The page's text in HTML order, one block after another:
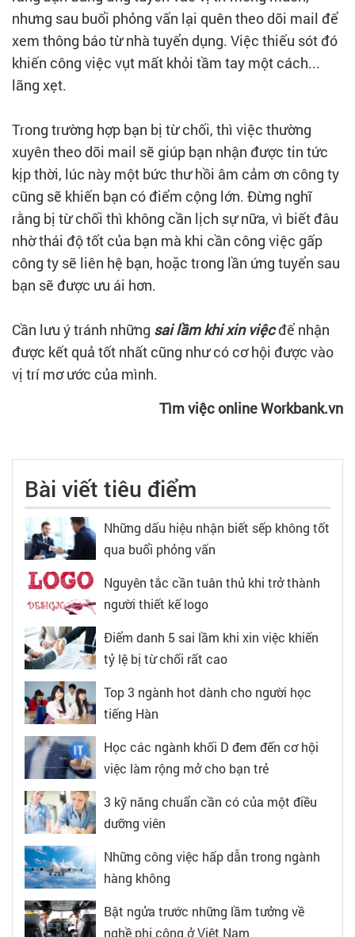
nhưng sau buổi phỏng vấn lại quên theo dõi mail để
xem thông báo từ nhà tuyển dụng. Việc thiếu sót đó
khiến công việc vụt mất khỏi tầm tay một cách...
lãng xẹt.
Trong trường hợp bạn bị từ chối, thì việc thường
xuyên theo dõi mail sẽ giúp bạn nhận được tin tức
kịp thời, lúc này một bức thư hồi âm cảm ơn công ty
cũng sẽ khiến bạn có điểm cộng lớn. Đừng nghĩ
rằng bị từ chối thì không cần lịch sự nữa, vì biết đâu
nhờ thái độ tốt của bạn mà khi cần công việc gấp
công ty sẽ liên hệ bạn, hoặc trong lần ứng tuyển sau
bạn sẽ được ưu ái hơn.
Cần lưu ý tránh những sai lầm khi xin việcđể nhận
được kết quả tốt nhất cũng như có cơ hội được vào
vị trí mơ ước của mình.
Tìm việc online Workbank.vn
Bài viết tiêu điểm
Những dấu hiệu nhận biết sếp không tốt
qua buổi phỏng vấn
Nguyên tắc cần tuân thủ khi trở thành
người thiết kế logo
Điểm danh 5 sai lầm khi xin việc khiến
tỷ lệ bị từ chối rất cao
Top 3 ngành hot dành cho người học
tiếng Hàn
Học các ngành khối D đem đến cơ hội
việc làm rộng mở cho bạn trẻ
3 kỹ năng chuẩn cần có của một điều
dưỡng viên
Những công việc hấp dẫn trong ngành
hàng không
Bật ngửa trước những lầm tưởng về
nghề phi công ở Việt Nam